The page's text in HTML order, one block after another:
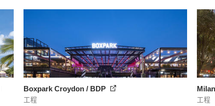
Boxpark Croydon / BDP
工程 工程